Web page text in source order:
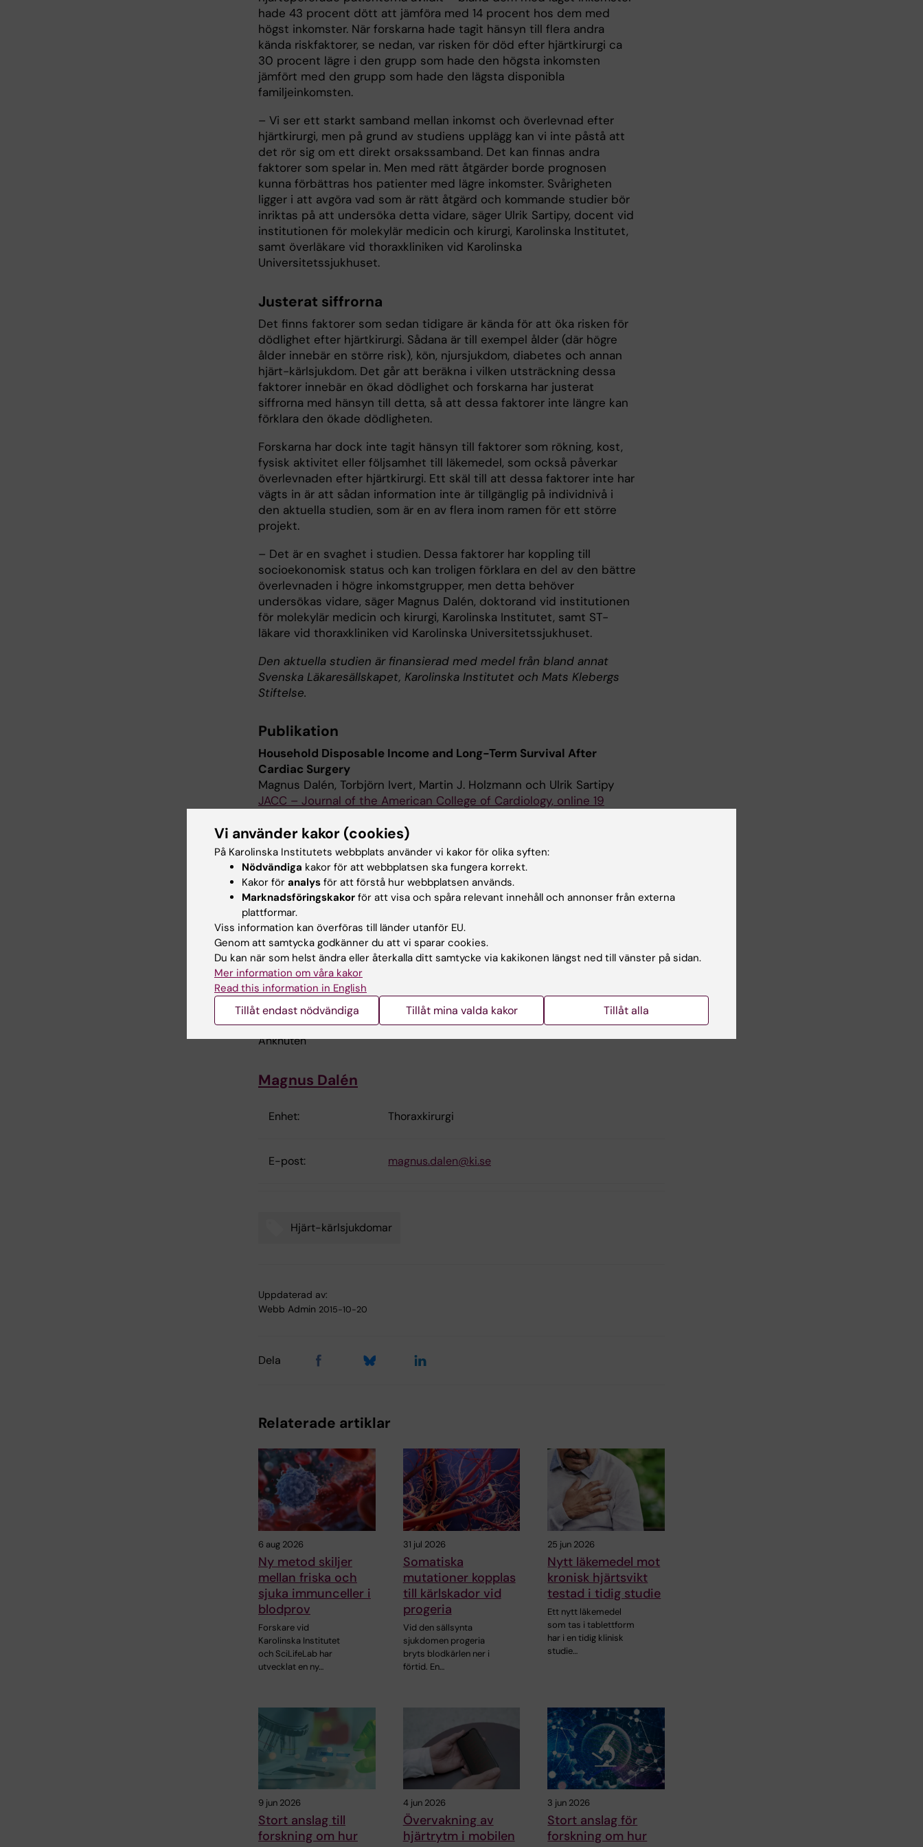
hade 43 procent dött att jämföra med 14 procent hos dem med
högst inkomster. När forskarna hade tagit hänsyn till flera andra
kända riskfaktorer, se nedan, var risken för död efter hjärtkirurgi ca
30 procent lägre i den grupp som hade den högsta inkomsten
jämfört med den grupp som hade den lägsta disponibla
familjeinkomsten.
– Vi ser ett starkt samband mellan inkomst och överlevnad efter
hjärtkirurgi, men på grund av studiens upplägg kan vi inte påstå att
det rör sig om ett direkt orsakssamband. Det kan finnas andra
faktorer som spelar in. Men med rätt åtgärder borde prognosen
kunna förbättras hos patienter med lägre inkomster. Svårigheten
ligger i att avgöra vad som är rätt åtgärd och kommande studier bör
inriktas på att undersöka detta vidare, säger Ulrik Sartipy, docent vid
institutionen för molekylär medicin och kirurgi, Karolinska Institutet,
samt överläkare vid thoraxkliniken vid Karolinska
Universitetssjukhuset.
Justerat siffrorna
Det finns faktorer som sedan tidigare är kända för att öka risken för
dödlighet efter hjärtkirurgi. Sådana är till exempel ålder (där högre
ålder innebär en större risk), kön, njursjukdom, diabetes och annan
hjärt-kärlsjukdom. Det går att beräkna i vilken utsträckning dessa
faktorer innebär en ökad dödlighet och forskarna har justerat
siffrorna med hänsyn till detta, så att dessa faktorer inte längre kan
förklara den ökade dödligheten.
Forskarna har dock inte tagit hänsyn till faktorer som rökning, kost,
fysisk aktivitet eller följsamhet till läkemedel, som också påverkar
överlevnaden efter hjärtkirurgi. Ett skäl till att dessa faktorer inte har
vägts in är att sådan information inte är tillgänglig på individnivå i
den aktuella studien, som är en av flera inom ramen för ett större
projekt.
– Det är en svaghet i studien. Dessa faktorer har koppling till
socioekonomisk status och kan troligen förklara en del av den bättre
överlevnaden i högre inkomstgrupper, men detta behöver
undersökas vidare, säger Magnus Dalén, doktorand vid institutionen
för molekylär medicin och kirurgi, Karolinska Institutet, samt ST-
läkare vid thoraxkliniken vid Karolinska Universitetssjukhuset.
Den aktuella studien är finansierad med medel från bland annat
Svenska Läkaresällskapet, Karolinska Institutet och Mats Klebergs
Stiftelse.
Publikation
Household Disposable Income and Long-Term Survival After
Cardiac Surgery
Magnus Dalén, Torbjörn Ivert, Martin J. Holzmann och Ulrik Sartipy
JACC – Journal of the American College of Cardiology, online 19
Professor, adjungerad
Ulrik Sartipy
Enhet: Thoraxkirurgi
E-post:
Anknuten
Magnus Dalén
Enhet: Thoraxkirurgi
E-post: magnus.dalen@ki.se
Hjärt-kärlsjukdomar
Uppdaterad av:
Webb Admin 2015-10-20
Dela
Relaterade artiklar
6 aug 2026
Ny metod skiljer
mellan friska och
sjuka immunceller i
blodprov
Forskare vid
Karolinska Institutet
och SciLifeLab har
utvecklat en ny…
31 jul 2026
Somatiska
mutationer kopplas
till kärlskador vid
progeria
Vid den sällsynta
sjukdomen progeria
bryts blodkärlen ner i
förtid. En…
25 jun 2026
Nytt läkemedel mot
kronisk hjärtsvikt
testad i tidig studie
Ett nytt läkemedel
som tas i tablettform
har i en tidig klinisk
studie…
9 jun 2026
Stort anslag till
forskning om hur
4 jun 2026
Övervakning av
hjärtrytm i mobilen
3 jun 2026
Stort anslag för
forskning om hur
Vi använder kakor (cookies)
På Karolinska Institutets webbplats använder vi kakor för olika syften:
Nödvändiga kakor för att webbplatsen ska fungera korrekt.
Kakor för analys för att förstå hur webbplatsen används.
Marknadsföringskakor för att visa och spåra relevant innehåll och annonser från externa
plattformar.
Viss information kan överföras till länder utanför EU.
Genom att samtycka godkänner du att vi sparar cookies.
Du kan när som helst ändra eller återkalla ditt samtycke via kakikonen längst ned till vänster på sidan.
Mer information om våra kakor
Read this information in English
Tillåt endast nödvändiga Tillåt mina valda kakor Tillåt alla